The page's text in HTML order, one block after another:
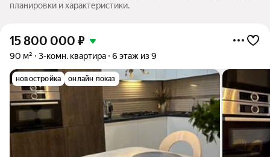
планировки и характеристики.
15 800 000 ₽
90 м² 3-комн. квартира 6 этаж из 9
новостройка онлайн показ